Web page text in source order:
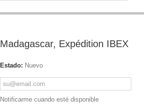
Madagascar, Expédition IBEX
Estado: Nuevo
Notificarme cuando esté disponible